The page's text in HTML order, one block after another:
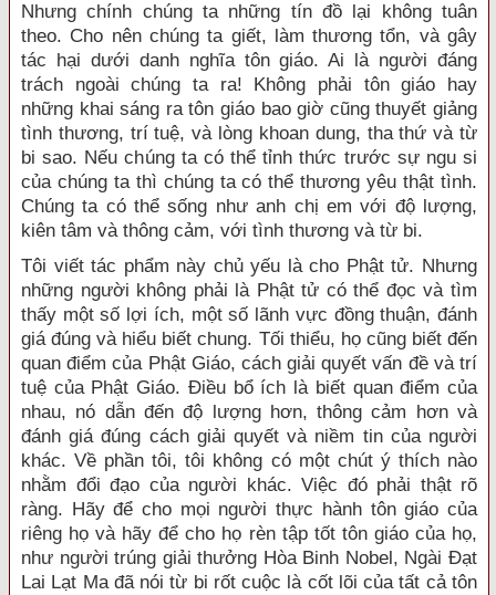
Nhưng chính chúng ta những tín đồ lại không tuân
theo. Cho nên chúng ta giết, làm thương tổn, và gây
tác hại dưới danh nghĩa tôn giáo. Ai là người đáng
trách ngoài chúng ta ra! Không phải tôn giáo hay
những khai sáng ra tôn giáo bao giờ cũng thuyết giảng
tình thương, trí tuệ, và lòng khoan dung, tha thứ và từ
bi sao. Nếu chúng ta có thể tỉnh thức trước sự ngu si
của chúng ta thì chúng ta có thể thương yêu thật tình.
Chúng ta có thể sống như anh chị em với độ lượng,
kiên tâm và thông cảm, với tình thương và từ bi.
Tôi viết tác phẩm này chủ yếu là cho Phật tử. Nhưng
những người không phải là Phật tử có thể đọc và tìm
thấy một số lợi ích, một số lãnh vực đồng thuận, đánh
giá đúng và hiểu biết chung. Tối thiểu, họ cũng biết đến
quan điểm của Phật Giáo, cách giải quyết vấn đề và trí
tuệ của Phật Giáo. Ðiều bổ ích là biết quan điểm của
nhau, nó dẫn đến độ lượng hơn, thông cảm hơn và
đánh giá đúng cách giải quyết và niềm tin của người
khác. Về phần tôi, tôi không có một chút ý thích nào
nhằm đổi đạo của người khác. Việc đó phải thật rõ
ràng. Hãy để cho mọi người thực hành tôn giáo của
riêng họ và hãy để cho họ rèn tập tốt tôn giáo của họ,
như người trúng giải thưởng Hòa Binh Nobel, Ngài Ðạt
Lai Lạt Ma đã nói từ bi rốt cuộc là cốt lõi của tất cả tôn